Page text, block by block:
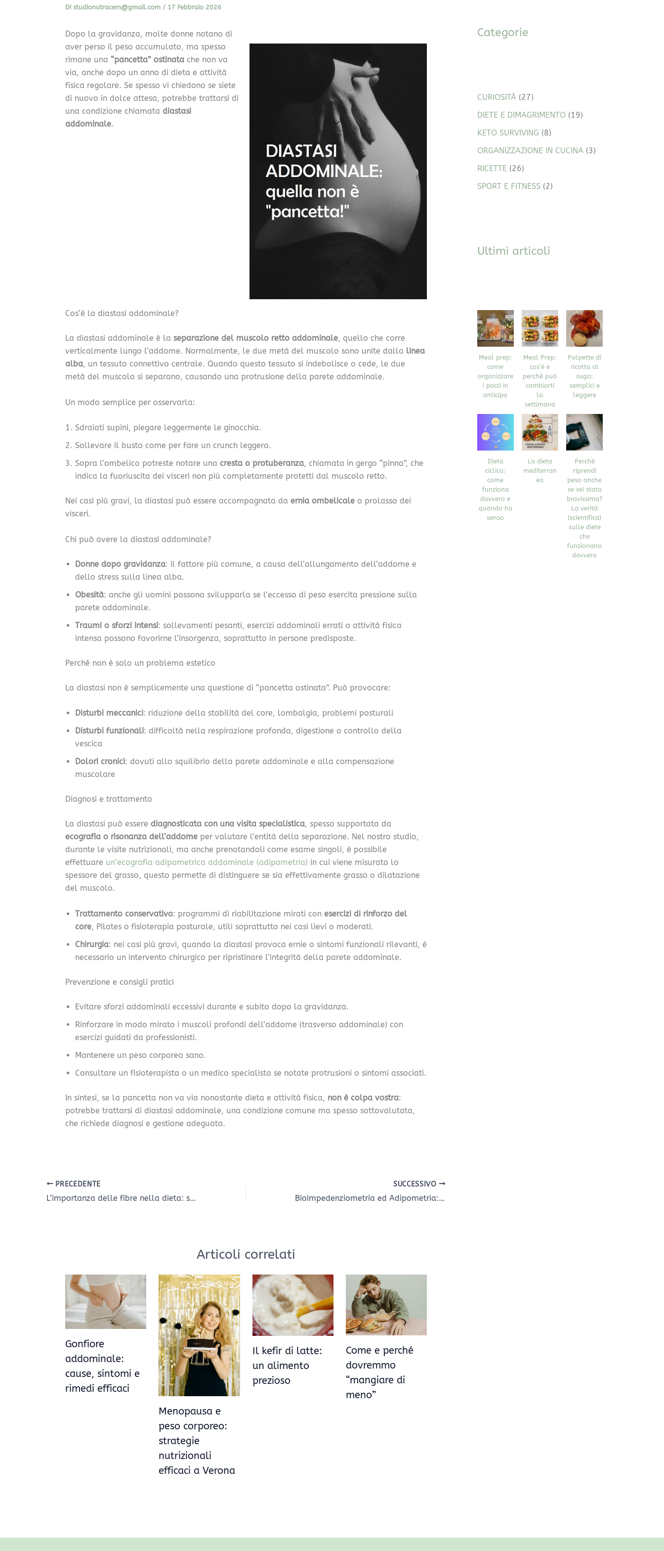
Di studionutracem@gmail.com / 17 Febbraio 2026
Dopo la gravidanza, molte donne notano di
aver perso il peso accumulato, ma spesso
rimane una “pancetta” ostinata che non va
via, anche dopo un anno di dieta e attività
fisica regolare. Se spesso vi chiedono se siete
di nuovo in dolce attesa, potrebbe trattarsi di
una condizione chiamata diastasi
addominale.
Cos’è la diastasi addominale?
La diastasi addominale è la separazione del muscolo retto addominale, quello che corre
verticalmente lungo l’addome. Normalmente, le due metà del muscolo sono unite dalla linea
alba, un tessuto connettivo centrale. Quando questo tessuto si indebolisce o cede, le due
metà del muscolo si separano, causando una protrusione della parete addominale.
Un modo semplice per osservarla:
Sdraiati supini, piegare leggermente le ginocchia.
Sollevare il busto come per fare un crunch leggero.
Sopra l’ombelico potreste notare una cresta o protuberanza, chiamata in gergo “pinna”, che
indica la fuoriuscita dei visceri non più completamente protetti dal muscolo retto.
Nei casi più gravi, la diastasi può essere accompagnata da ernia ombelicale o prolasso dei
visceri.
Chi può avere la diastasi addominale?
Donne dopo gravidanza: il fattore più comune, a causa dell’allungamento dell’addome e
dello stress sulla linea alba.
Obesità: anche gli uomini possono svilupparla se l’eccesso di peso esercita pressione sulla
parete addominale.
Traumi o sforzi intensi: sollevamenti pesanti, esercizi addominali errati o attività fisica
intensa possono favorirne l’insorgenza, soprattutto in persone predisposte.
Perché non è solo un problema estetico
La diastasi non è semplicemente una questione di “pancetta ostinata”. Può provocare:
Disturbi meccanici: riduzione della stabilità del core, lombalgia, problemi posturali
Disturbi funzionali: difficoltà nella respirazione profonda, digestione o controllo della
vescica
Dolori cronici: dovuti allo squilibrio della parete addominale e alla compensazione
muscolare
Diagnosi e trattamento
La diastasi può essere diagnosticata con una visita specialistica, spesso supportata da
ecografia o risonanza dell’addome per valutare l’entità della separazione. Nel nostro studio,
durante le visite nutrizionali, ma anche prenotandoli come esame singoli, è possibile
effettuare un’ecografia adipometrica addominale (adipometria) in cui viene misurato lo
spessore del grasso, questo permette di distinguere se sia effettivamente grasso o dilatazione
del muscolo.
Trattamento conservativo: programmi di riabilitazione mirati con esercizi di rinforzo del
core, Pilates o fisioterapia posturale, utili soprattutto nei casi lievi o moderati.
Chirurgia: nei casi più gravi, quando la diastasi provoca ernie o sintomi funzionali rilevanti, è
necessario un intervento chirurgico per ripristinare l’integrità della parete addominale.
Prevenzione e consigli pratici
Evitare sforzi addominali eccessivi durante e subito dopo la gravidanza.
Rinforzare in modo mirato i muscoli profondi dell’addome (trasverso addominale) con
esercizi guidati da professionisti.
Mantenere un peso corporeo sano.
Consultare un fisioterapista o un medico specialista se notate protrusioni o sintomi associati.
In sintesi, se la pancetta non va via nonostante dieta e attività fisica, non è colpa vostra:
potrebbe trattarsi di diastasi addominale, una condizione comune ma spesso sottovalutata,
che richiede diagnosi e gestione adeguata.
PRECEDENTE
L’importanza delle fibre nella dieta: salute intestinale, sazietà e prevenzione
SUCCESSIVO
Bioimpedenziometria ed Adipometria: gli esami inclusi nelle visite a Verona
Articoli correlati
Gonfiore
addominale:
cause, sintomi e
rimedi efficaci
Menopausa e
peso corporeo:
strategie
nutrizionali
efficaci a Verona
Il kefir di latte:
un alimento
prezioso
Come e perché
dovremmo
“mangiare di
meno”
Categorie
CURIOSITÀ (27)
DIETE E DIMAGRIMENTO (19)
KETO SURVIVING (8)
ORGANIZZAZIONE IN CUCINA (3)
RICETTE (26)
SPORT E FITNESS (2)
Ultimi articoli
Meal prep:
come
organizzare
i pasti in
anticipo
Meal Prep:
cos’è e
perché può
cambiarti
la
settimana
Polpette di
ricotta al
sugo:
semplici e
leggere
Dieta
ciclica:
come
funziona
davvero e
quando ha
senso
La dieta
mediterran
ea
Perché
riprendi
peso anche
se sei stata
bravissima?
La verità
(scientifica)
sulle diete
che
funzionano
davvero